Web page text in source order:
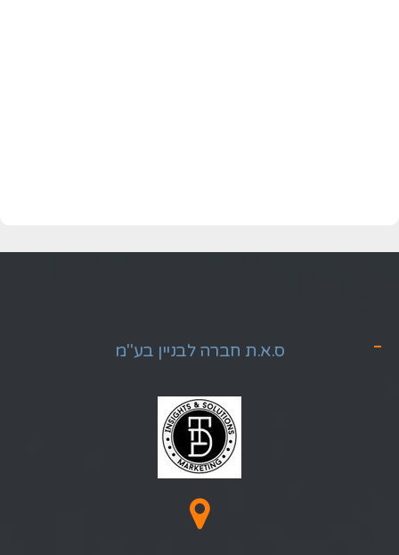
ס.א.ת חברה לבניין בע"מ